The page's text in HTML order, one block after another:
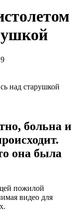
больна и
она была
пожилой
видео для